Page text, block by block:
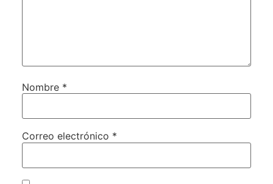
Nombre *
Correo electrónico *